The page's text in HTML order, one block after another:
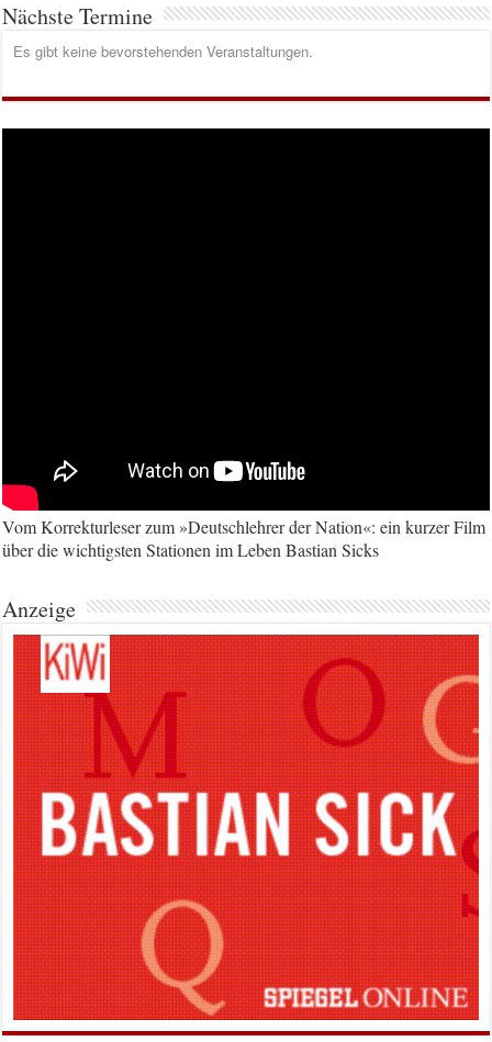
Nächste Termine
Es gibt keine bevorstehenden Veranstaltungen.
Vom Korrekturleser zum »Deutschlehrer der Nation«: ein kurzer Film
über die wichtigsten Stationen im Leben Bastian Sicks
Anzeige